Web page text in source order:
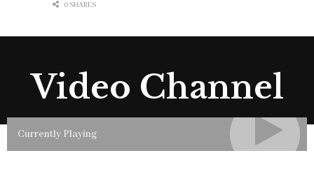
0 SHARES
Video Channel
Currently Playing